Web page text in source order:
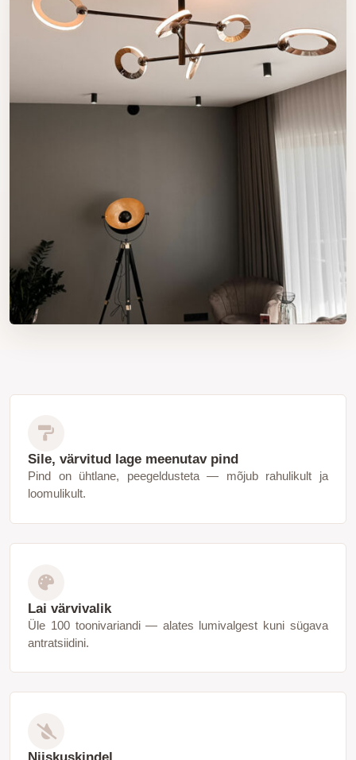
Sile, värvitud lage meenutav pind
Pind on ühtlane, peegeldusteta — mõjub rahulikult ja
loomulikult.
Lai värvivalik
Üle 100 toonivariandi — alates lumivalgest kuni sügava
antratsiidini.
Niiskuskindel